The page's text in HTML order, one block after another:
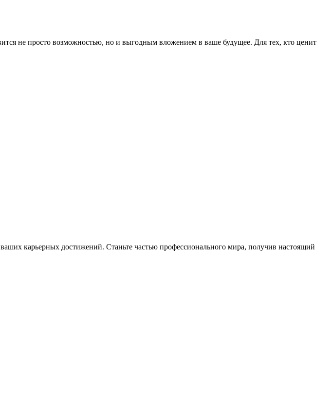
не просто возможностью, но и выгодным вложением в ваше будущее. Для тех, кто ценит
карьерных достижений. Станьте частью профессионального мира, получив настоящий